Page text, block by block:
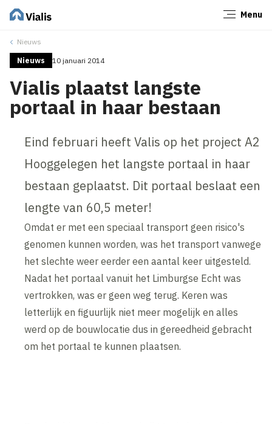
Menu
Nieuws
Nieuws 10 januari 2014
Vialis plaatst langste
portaal in haar bestaan
Eind februari heeft Valis op het project A2
Hooggelegen het langste portaal in haar
bestaan geplaatst. Dit portaal beslaat een
lengte van 60,5 meter!
Omdat er met een speciaal transport geen risico's
genomen kunnen worden, was het transport vanwege
het slechte weer eerder een aantal keer uitgesteld.
Nadat het portaal vanuit het Limburgse Echt was
vertrokken, was er geen weg terug. Keren was
letterlijk en figuurlijk niet meer mogelijk en alles
werd op de bouwlocatie dus in gereedheid gebracht
om het portaal te kunnen plaatsen.
Sluiten